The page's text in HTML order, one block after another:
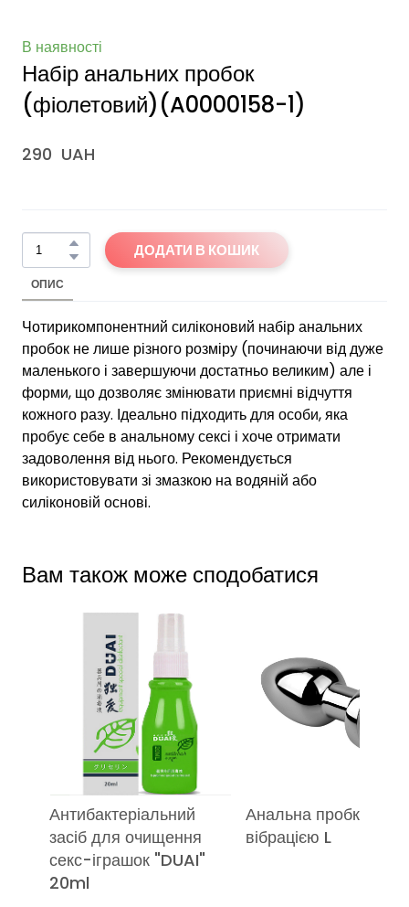
В наявності
Набір анальних пробок
(фіолетовий)(A0000158-1)
290  UAH
ДОДАТИ В КОШИК
ОПИС
Чотирикомпонентний силіконовий набір анальних
пробок не лише різного розміру (починаючи від дуже
маленького і завершуючи достатньо великим) але і
форми, що дозволяє змінювати приємні відчуття
кожного разу. Ідеально підходить для особи, яка
пробує себе в анальному сексі і хоче отримати
задоволення від нього. Рекомендується
використовувати зі змазкою на водяній або
силіконовій основі.
Вам також може сподобатися
Антибактеріальний
засіб для очищення
секс-іграшок "DUAI"
20ml
Анальна пробка з
вібрацією L